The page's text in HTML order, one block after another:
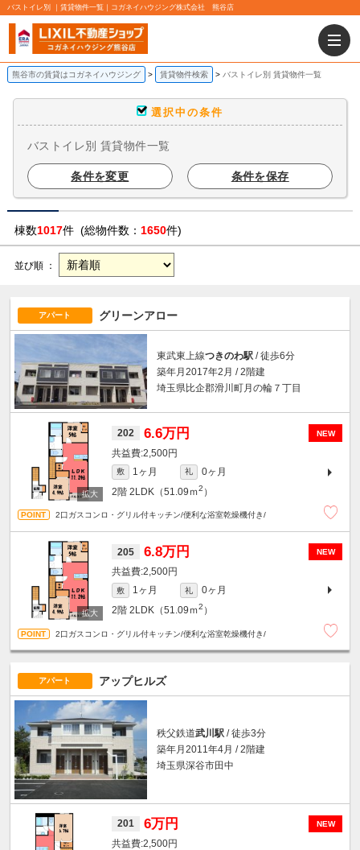
バストイレ別 ｜賃貸物件一覧｜コガネイハウジング株式会社 熊谷店
熊谷市の賃貸はコガネイハウジング 賃貸物件検索 バストイレ別 賃貸物件一覧
選択中の条件
バストイレ別 賃貸物件一覧
条件を変更 条件を保存
棟数1017件 (総物件数： 1650件)
並び順 ：
アパート グリーンアロー
東武東上線つきのわ駅 / 徒歩6分
築年月2017年2月 / 2階建
埼玉県比企郡滑川町月の輪７丁目
NEW
202 6.6万円
2,500円
敷 1ヶ月 礼
0ヶ月
2階 2LDK（51.09ｍ2 ）
2口ガスコンロ・グリル付キッチン/便利な浴室乾燥機付き/
NEW
205 6.8万円
2,500円
敷 1ヶ月 礼
0ヶ月
2階 2LDK（51.09ｍ2 ）
2口ガスコンロ・グリル付キッチン/便利な浴室乾燥機付き/
アパート アップヒルズ
秩父鉄道武川駅 / 徒歩3分
築年月2011年4月 / 2階建
埼玉県深谷市田中
NEW
201 6万円
2,500円